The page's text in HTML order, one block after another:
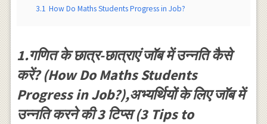
3.1 How Do Maths Students Progress in Job?
1.गणित के छात्र-छात्राएं जॉब में उन्नति कैसे
करें? (How Do Maths Students
Progress in Job?),अभ्यर्थियों के लिए जाॅब में
उन्नति करने की 3 टिप्स (3 Tips to